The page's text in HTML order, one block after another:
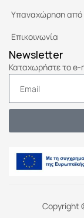
Υπαναχώρηση από
Επικοινωνία
Newsletter
Καταχωρήστε το e-
Copyright